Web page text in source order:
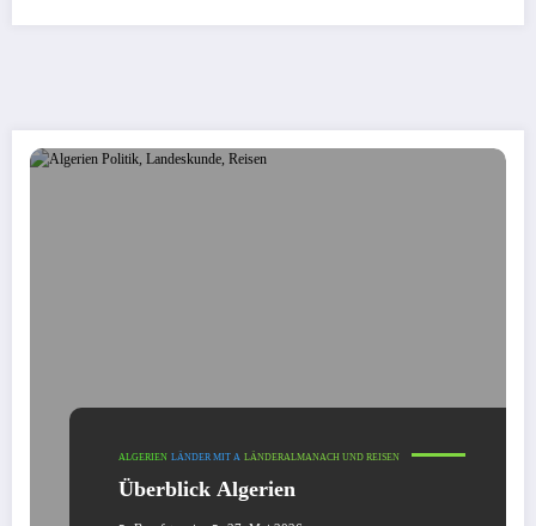
ALGERIEN LÄNDER MIT A LÄNDERALMANACH UND REISEN
Überblick Algerien